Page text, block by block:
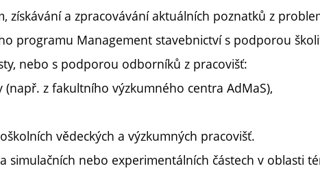
získávání a zpracovávání aktuálních poznatků z
programu Management stavebnictví s podporou
nebo s podporou odborníků z pracovišť:
(např. z fakultního výzkumného centra AdMaS),
vědeckých a výzkumných pracovišť.
simulačních nebo experimentálních částech v oblasti